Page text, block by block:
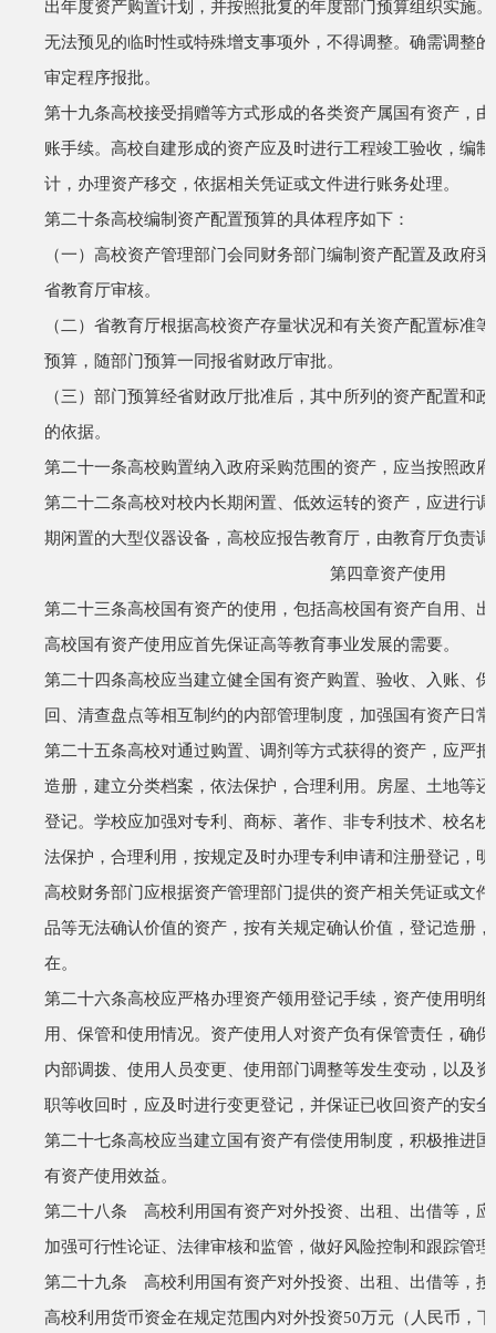
出年度资产购置计划，并按照批复的年度部门预算组织实施
无法预见的临时性或特殊增支事项外，不得调整。确需调整
审定程序报批。
第十九条高校接受捐赠等方式形成的各类资产属国有资产，
账手续。高校自建形成的资产应及时进行工程竣工验收，编
计，办理资产移交，依据相关凭证或文件进行账务处理。
第二十条高校编制资产配置预算的具体程序如下：
（一）高校资产管理部门会同财务部门编制资产配置及政府
省教育厅审核。
（二）省教育厅根据高校资产存量状况和有关资产配置标准
预算，随部门预算一同报省财政厅审批。
（三）部门预算经省财政厅批准后，其中所列的资产配置和
的依据。
第二十一条高校购置纳入政府采购范围的资产，应当按照政
第二十二条高校对校内长期闲置、低效运转的资产，应进行
期闲置的大型仪器设备，高校应报告教育厅，由教育厅负责调
第四章资产使用
第二十三条高校国有资产的使用，包括高校国有资产自用、
高校国有资产使用应首先保证高等教育事业发展的需要。
第二十四条高校应当建立健全国有资产购置、验收、入账、
回、清查盘点等相互制约的内部管理制度，加强国有资产日
第二十五条高校对通过购置、调剂等方式获得的资产，应严
造册，建立分类档案，依法保护，合理利用。房屋、土地等
登记。学校应加强对专利、商标、著作、非专利技术、校名
法保护，合理利用，按规定及时办理专利申请和注册登记，
高校财务部门应根据资产管理部门提供的资产相关凭证或文
品等无法确认价值的资产，按有关规定确认价值，登记造册
在。
第二十六条高校应严格办理资产领用登记手续，资产使用明
用、保管和使用情况。资产使用人对资产负有保管责任，确
内部调拨、使用人员变更、使用部门调整等发生变动，以及
职等收回时，应及时进行变更登记，并保证已收回资产的安全
第二十七条高校应当建立国有资产有偿使用制度，积极推进
有资产使用效益。
第二十八条 高校利用国有资产对外投资、出租、出借等，
加强可行性论证、法律审核和监管，做好风险控制和跟踪管
第二十九条 高校利用国有资产对外投资、出租、出借等，
高校利用货币资金在规定范围内对外投资50万元（人民币，